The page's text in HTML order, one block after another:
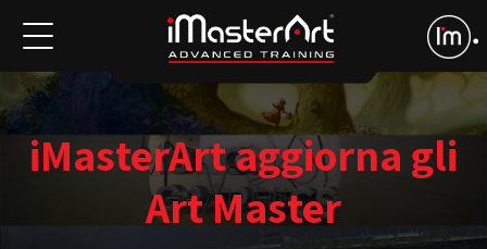
iMasterArt aggiorna gli
Art Master